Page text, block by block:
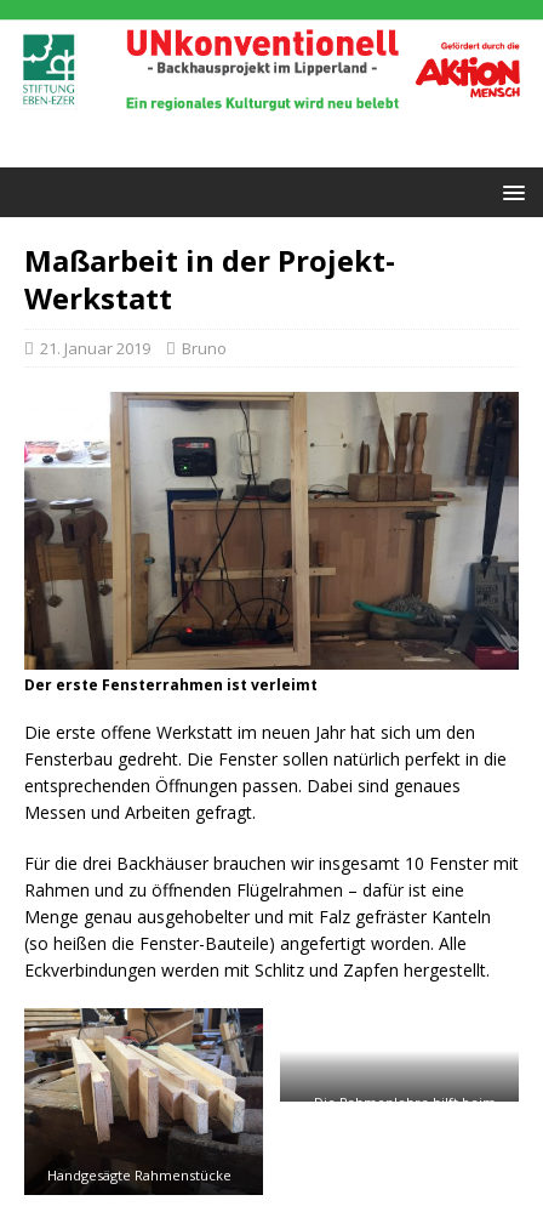
Maßarbeit in der Projekt-
Werkstatt
21. Januar 2019 Bruno
Der erste Fensterrahmen ist verleimt
Die erste offene Werkstatt im neuen Jahr hat sich um den
Fensterbau gedreht. Die Fenster sollen natürlich perfekt in die
entsprechenden Öffnungen passen. Dabei sind genaues
Messen und Arbeiten gefragt.
Für die drei Backhäuser brauchen wir insgesamt 10 Fenster mit
Rahmen und zu öffnenden Flügelrahmen – dafür ist eine
Menge genau ausgehobelter und mit Falz gefräster Kanteln
(so heißen die Fenster-Bauteile) angefertigt worden. Alle
Eckverbindungen werden mit Schlitz und Zapfen hergestellt.
Handgesägte Rahmenstücke
Die Rahmenlehre hilft beim